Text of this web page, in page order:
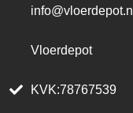
info@vloerdepot.nl
Vloerdepot
KVK:78767539